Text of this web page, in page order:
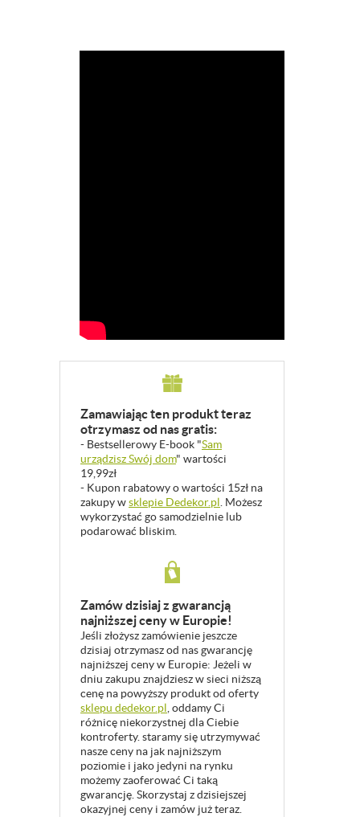
Zamawiając ten produkt teraz
otrzymasz od nas gratis:
- Bestsellerowy E-book "Sam
urządzisz Swój dom" wartości
19,99zł
- Kupon rabatowy o wartości 15zł na
zakupy wsklepie Dedekor.pl. Możesz
wykorzystać go samodzielnie lub
podarować bliskim.
Zamów dzisiaj z gwarancją
najniższej ceny w Europie!
Jeśli złożysz zamówienie jeszcze
dzisiaj otrzymasz od nas gwarancję
najniższej ceny w Europie: Jeżeli w
dniu zakupu znajdziesz w sieci niższą
cenę na powyższy produkt od oferty
sklepu dedekor.pl, oddamy Ci
różnicę niekorzystnej dla Ciebie
kontroferty. staramy się utrzymywać
nasze ceny na jak najniższym
poziomie i jako jedyni na rynku
możemy zaoferować Ci taką
gwarancję. Skorzystaj z dzisiejszej
okazyjnej ceny i zamów już teraz.